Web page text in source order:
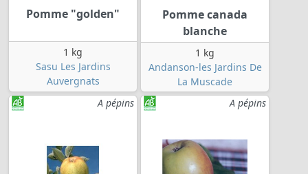
Pomme "golden"
1 kg
Sasu Les Jardins
Auvergnats
Pomme canada
blanche
1 kg
Andanson-les Jardins De
La Muscade
A pépins
A pépins